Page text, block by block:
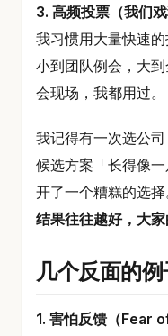
3. 高频投票（我们
我习惯用大量快速
小到团队例会，大
会现场，我都用过。
我记得有一次选公
候选方案「长得像
开了一个糟糕的选择
结果往往越好，大家
几个反面的例
1. 害怕反馈（Fear